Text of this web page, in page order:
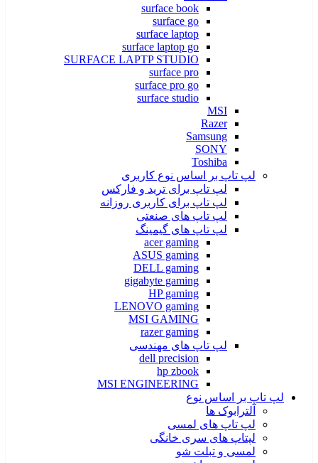
surface book
surface go
surface laptop
surface laptop go
SURFACE LAPTP STUDIO
surface pro
surface pro go
surface studio
MSI
Razer
Samsung
SONY
Toshiba
لپ تاپ بر اساس نوع کاربری
لپ تاپ برای ترید و فارکس
لپ تاپ برای کاربری روزانه
لپ تاپ های صنعتی
لپ تاپ های گیمینگ
acer gaming
ASUS gaming
DELL gaming
gigabyte gaming
HP gaming
LENOVO gaming
MSI GAMING
razer gaming
لپ تاپ های مهندسی
dell precision
hp zbook
MSI ENGINEERING
لپ تاپ بر اساس نوع
آلترابوک ها
لپ تاپ های لمسی
لپتاپ های سری خانگی
لمسی و تبلت شو